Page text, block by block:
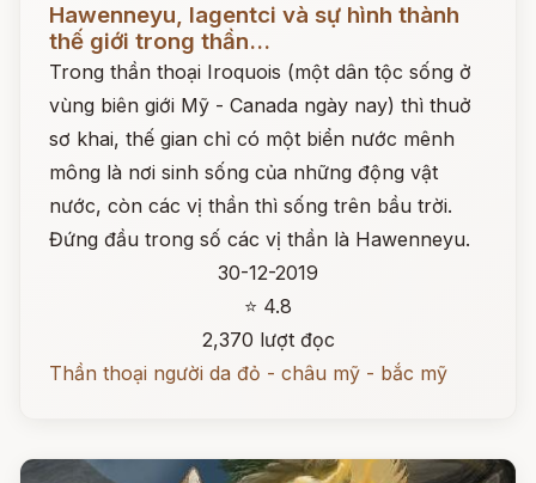
Hawenneyu, Iagentci và sự hình thành
thế giới trong thần...
Trong thần thoại Iroquois (một dân tộc sống ở
vùng biên giới Mỹ - Canada ngày nay) thì thuở
sơ khai, thế gian chỉ có một biển nước mênh
mông là nơi sinh sống của những động vật
nước, còn các vị thần thì sống trên bầu trời.
Đứng đầu trong số các vị thần là Hawenneyu.
30-12-2019
⭐ 4.8
2,370 lượt đọc
Thần thoại người da đỏ - châu mỹ - bắc mỹ